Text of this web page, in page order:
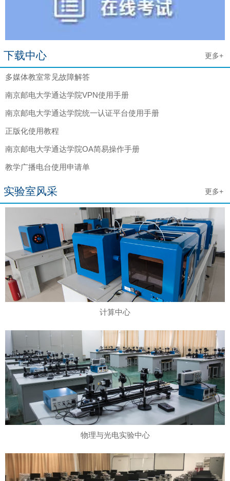
下载中心 更多+
多媒体教室常见故障解答
南京邮电大学通达学院VPN使用手册
南京邮电大学通达学院统一认证平台使用手册
正版化使用教程
南京邮电大学通达学院OA简易操作手册
教学广播电台使用申请单
实验室风采 更多+
计算中心
物理与光电实验中心